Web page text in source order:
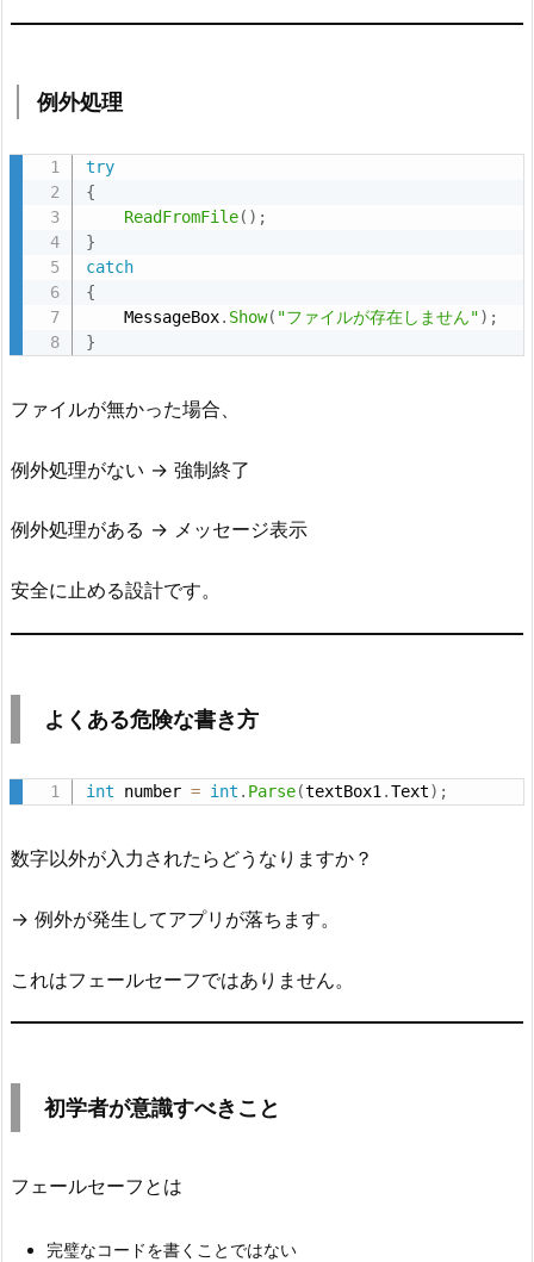
5.
学
者
意
識
す
べ
こ
6.
に
い
て
よ
7.
と
例外処理
try
{
ReadFromFile( ) ;
}
catch
{
    MessageBox
. Show( "ファイルが存在しません") ;
}
ファイルが無かった場合、
例外処理がない → 強制終了
例外処理がある → メッセージ表示
安全に止める設計です。
よくある危険な書き方
int number = int . Parse(textBox1 .Text) ;
数字以外が入力されたらどうなりますか？
→ 例外が発生してアプリが落ちます。
これはフェールセーフではありません。
初学者が意識すべきこと
フェールセーフとは
完璧なコードを書くことではない